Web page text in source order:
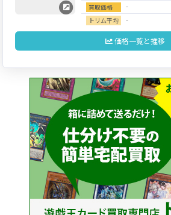
買取価格 ‐
トリム平均 ‐
価格一覧と推移